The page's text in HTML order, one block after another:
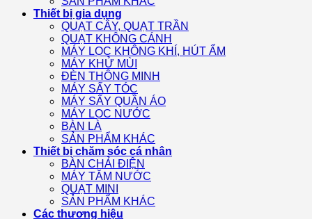
Thiết bị gia dụng
QUẠT CÂY, QUẠT TRẦN
QUẠT KHÔNG CÁNH
MÁY LỌC KHÔNG KHÍ, HÚT ẨM
MÁY KHỬ MÙI
ĐÈN THÔNG MINH
MÁY SẤY TÓC
MÁY SẤY QUẦN ÁO
MÁY LỌC NƯỚC
BÀN LÀ
SẢN PHẨM KHÁC
Thiết bị chăm sóc cá nhân
BÀN CHẢI ĐIỆN
MÁY TĂM NƯỚC
QUẠT MINI
SẢN PHẨM KHÁC
Các thương hiệu